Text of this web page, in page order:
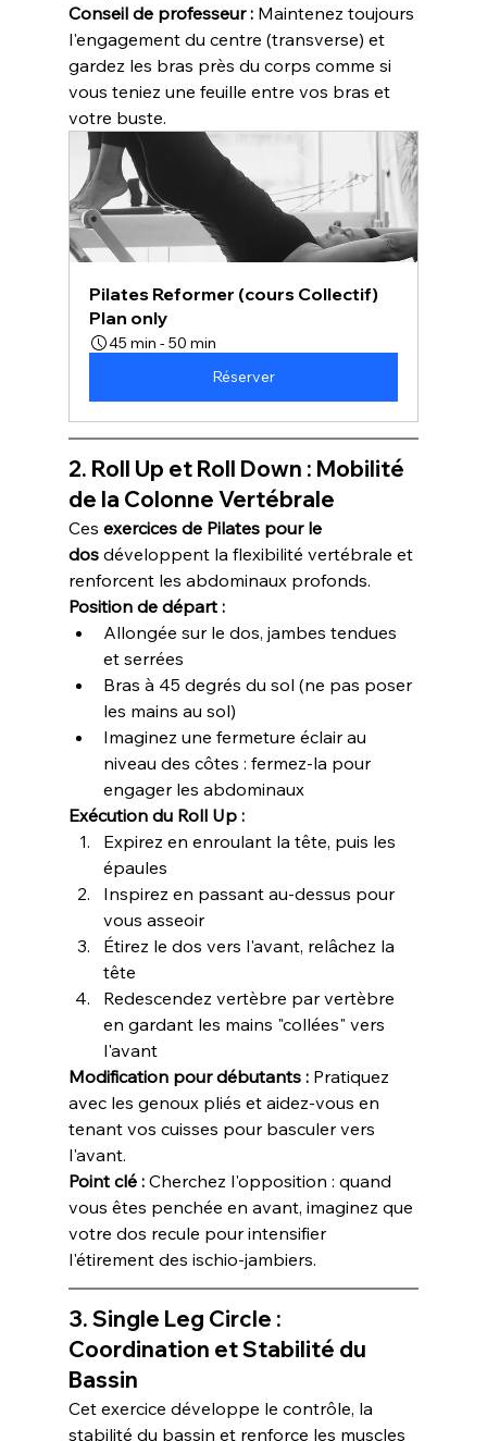
Conseil de professeur : Maintenez toujours
l'engagement du centre (transverse) et
gardez les bras près du corps comme si
vous teniez une feuille entre vos bras et
votre buste.
Pilates Reformer (cours Collectif)
Plan only
45 min - 50 min
Réserver
2. Roll Up et Roll Down : Mobilité
de la Colonne Vertébrale
Ces exercices de Pilates pour le
dos développent la flexibilité vertébrale et
renforcent les abdominaux profonds.
Position de départ :
Allongée sur le dos, jambes tendues
et serrées
Bras à 45 degrés du sol (ne pas poser
les mains au sol)
Imaginez une fermeture éclair au
niveau des côtes : fermez-la pour
engager les abdominaux
Exécution du Roll Up :
Expirez en enroulant la tête, puis les
épaules
Inspirez en passant au-dessus pour
vous asseoir
Étirez le dos vers l'avant, relâchez la
tête
Redescendez vertèbre par vertèbre
en gardant les mains "collées" vers
l'avant
Modification pour débutants : Pratiquez
avec les genoux pliés et aidez-vous en
tenant vos cuisses pour basculer vers
l'avant.
Point clé : Cherchez l'opposition : quand
vous êtes penchée en avant, imaginez que
votre dos recule pour intensifier
l'étirement des ischio-jambiers.
3. Single Leg Circle :
Coordination et Stabilité du
Bassin
Cet exercice développe le contrôle, la
stabilité du bassin et renforce les muscles